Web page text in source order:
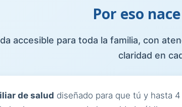
Por eso
accesible para toda la familia, con
claridad en
de salud diseñado para que tú y hasta